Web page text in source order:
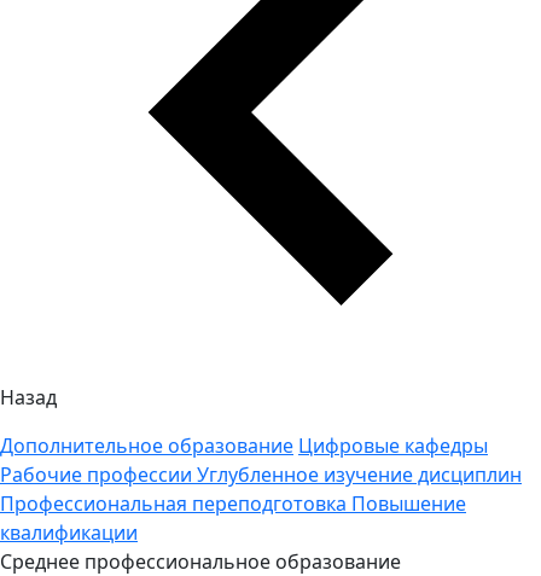
Назад
Дополнительное образование Цифровые кафедры
Рабочие профессии Углубленное изучение дисциплин
Профессиональная переподготовка Повышение
квалификации
Среднее профессиональное образование